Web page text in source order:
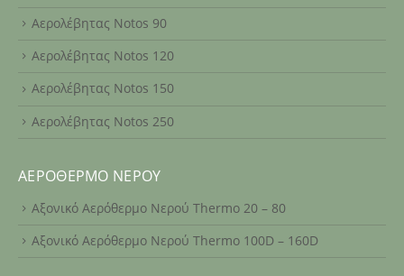
Αερολέβητας Notos 90
Αερολέβητας Notos 120
Αερολέβητας Notos 150
Αερολέβητας Notos 250
ΑΕΡΌΘΕΡΜΟ ΝΕΡΟΎ
Αξονικό Αερόθερμο Νερού Thermo 20 – 80
Αξονικό Αερόθερμο Νερού Thermo 100D – 160D